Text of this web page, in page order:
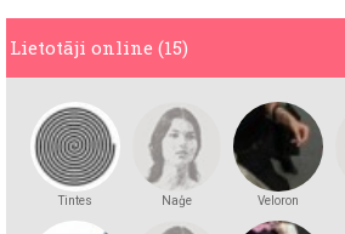
Lietotāji online (15)
Tintes Naģe Veloron